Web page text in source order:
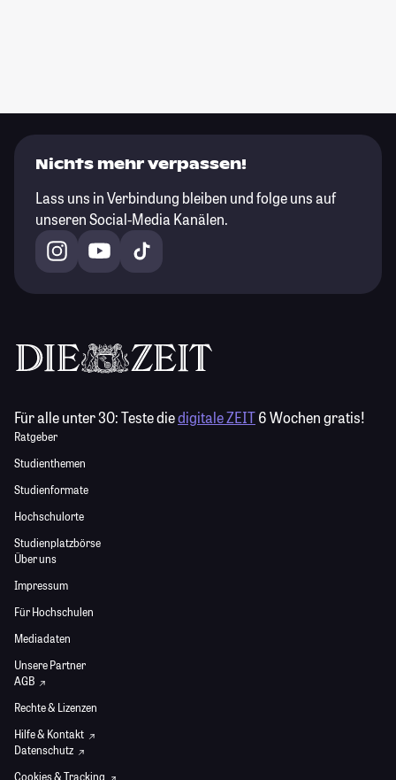
Nichts mehr verpassen!
Lass uns in Verbindung bleiben und folge uns auf
unseren Social-Media Kanälen.
Für alle unter 30:Teste diedigitale ZEIT6 Wochen gratis!
Ratgeber
Studienthemen
Studienformate
Hochschulorte
Studienplatzbörse
Über uns
Impressum
Für Hochschulen
Mediadaten
Unsere Partner
AGB
Rechte & Lizenzen
Hilfe & Kontakt
Datenschutz
Cookies & Tracking